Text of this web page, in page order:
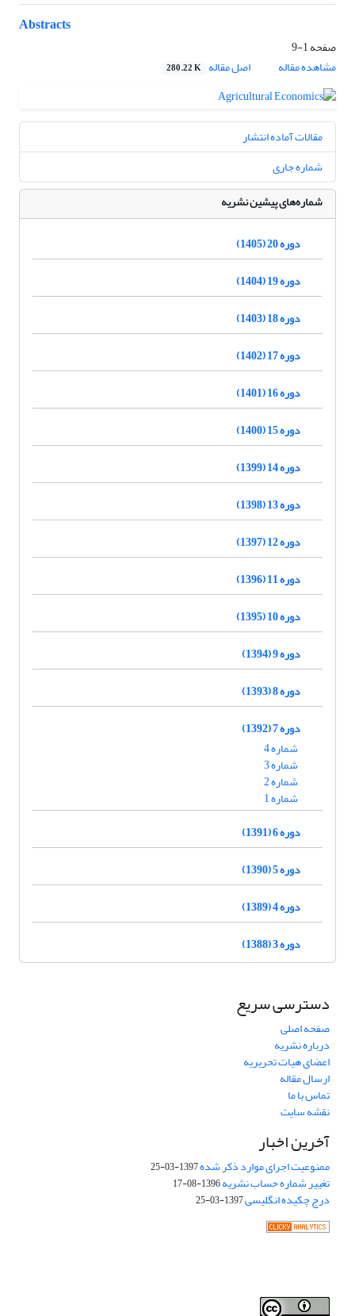
Abstracts
صفحه1-9
مشاهده مقاله
اصل مقاله 280.22 K
مقالات آماده انتشار
شماره جاری
شماره‌های پیشین نشریه
دوره 20 (1405)
دوره 19 (1404)
دوره 18 (1403)
دوره 17 (1402)
دوره 16 (1401)
دوره 15 (1400)
دوره 14 (1399)
دوره 13 (1398)
دوره 12 (1397)
دوره 11 (1396)
دوره 10 (1395)
دوره 9 (1394)
دوره 8 (1393)
دوره 7 (1392)
شماره 4
شماره 3
شماره 2
شماره 1
دوره 6 (1391)
دوره 5 (1390)
دوره 4 (1389)
دوره 3 (1388)
دسترسی سریع
صفحه اصلی
درباره نشریه
اعضای هیات تحریریه
ارسال مقاله
تماس با ما
نقشه سایت
آخرین اخبار
ممنوعیت اجرای موارد ذکر شده1397-03-25
تغییر شماره حساب نشریه1396-08-17
درج چکیده انگلیسی1397-03-25